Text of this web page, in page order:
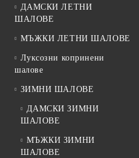
ДАМСКИ ЛЕТНИ
ШАЛОВЕ
МЪЖКИ ЛЕТНИ ШАЛОВЕ
Луксозни копринени
шалове
ЗИМНИ ШАЛОВЕ
ДАМСКИ ЗИМНИ
ШАЛОВЕ
МЪЖКИ ЗИМНИ
ШАЛОВЕ